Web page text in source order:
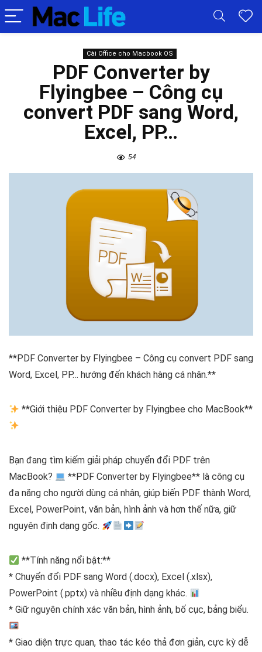
Cài Office cho Macbook OS
PDF Converter by
Flyingbee – Công cụ
convert PDF sang Word,
Excel, PP…
54
**PDF Converter by Flyingbee – Công cụ convert PDF sang
Word, Excel, PP… hướng đến khách hàng cá nhân.**
**Giới thiệu PDF Converter by Flyingbee cho MacBook**
Bạn đang tìm kiếm giải pháp chuyển đổi PDF trên
MacBook?
**PDF Converter by Flyingbee** là công cụ
đa năng cho người dùng cá nhân, giúp biến PDF thành Word,
Excel, PowerPoint, văn bản, hình ảnh và hơn thế nữa, giữ
nguyên định dạng gốc.
**Tính năng nổi bật:**
* Chuyển đổi PDF sang Word (.docx), Excel (.xlsx),
PowerPoint (.pptx) và nhiều định dạng khác.
* Giữ nguyên chính xác văn bản, hình ảnh, bố cục, bảng biểu.
* Giao diện trực quan, thao tác kéo thả đơn giản, cực kỳ dễ